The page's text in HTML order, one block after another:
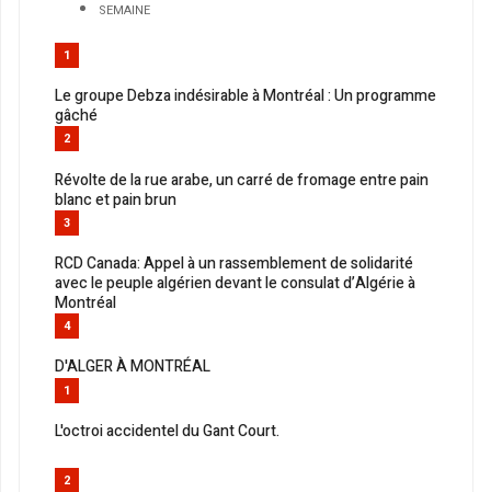
SEMAINE
1
Le groupe Debza indésirable à Montréal : Un programme
gâché
2
Révolte de la rue arabe, un carré de fromage entre pain
blanc et pain brun
3
RCD Canada: Appel à un rassemblement de solidarité
avec le peuple algérien devant le consulat d’Algérie à
Montréal
4
D'ALGER À MONTRÉAL
1
L'octroi accidentel du Gant Court.
2